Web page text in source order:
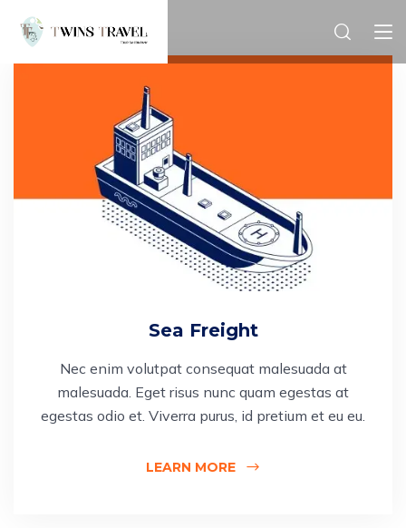
Sea Freight
Nec enim volutpat consequat malesuada at
malesuada. Eget risus nunc quam egestas at
egestas odio et. Viverra purus, id pretium et eu eu.
LEARN MORE